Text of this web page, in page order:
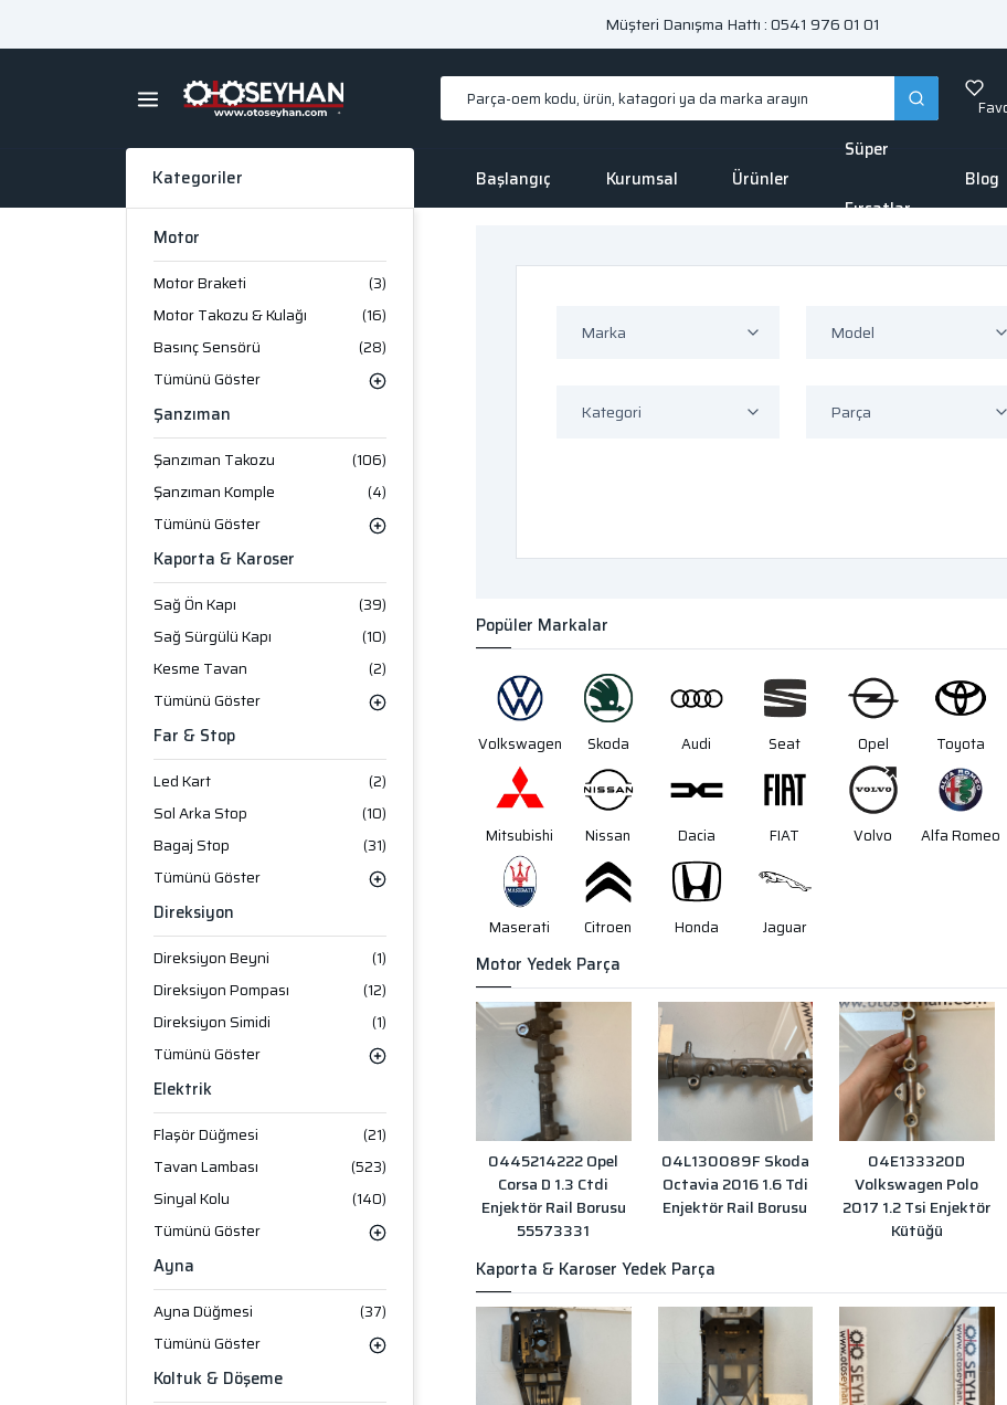
Müşteri Danışma Hattı : 0541 976 01 01
Başlangıç Kurumsal Ürünler
Süper
Fırsatlar
Blog
Kategoriler
Motor
Motor Braketi
(3)
Motor Takozu & Kulağı
(16)
Basınç Sensörü
(28)
Tümünü Göster
Şanzıman
Şanzıman Takozu
(106)
Şanzıman Komple
(4)
Tümünü Göster
Kaporta & Karoser
Sağ Ön Kapı
(39)
Sağ Sürgülü Kapı
(10)
Kesme Tavan
(2)
Tümünü Göster
Far & Stop
Led Kart
(2)
Sol Arka Stop
(10)
Bagaj Stop
(31)
Tümünü Göster
Direksiyon
Direksiyon Beyni
(1)
Direksiyon Pompası
(12)
Direksiyon Simidi
(1)
Tümünü Göster
Elektrik
Flaşör Düğmesi
(21)
Tavan Lambası
(523)
Sinyal Kolu
(140)
Tümünü Göster
Ayna
Ayna Düğmesi
(37)
Tümünü Göster
Koltuk & Döşeme
Marka Model
Kategori Parça
Popüler Markalar
Volkswagen Skoda Audi Seat Opel Toyota
Mitsubishi Nissan Dacia FIAT Volvo Alfa Romeo
Maserati Citroen Honda Jaguar
Motor Yedek Parça
0445214222 Opel
Corsa D 1.3 Ctdi
Enjektör Rail Borusu
55573331
04L130089F Skoda
Octavia 2016 1.6 Tdi
Enjektör Rail Borusu
04E133320D
Volkswagen Polo
2017 1.2 Tsi Enjektör
Kütüğü
Kaporta & Karoser Yedek Parça